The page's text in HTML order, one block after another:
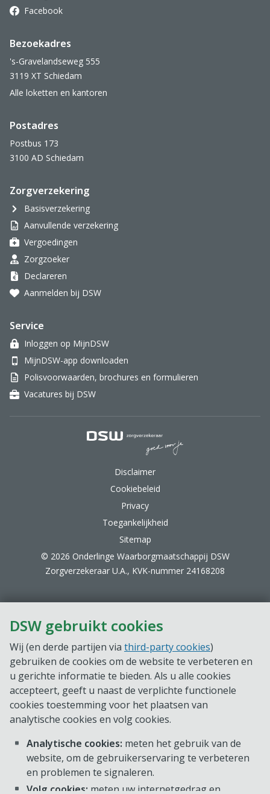
DSW gebruikt cookies
Wij (en derde partijen via third-party cookies)
gebruiken de cookies om de website te verbeteren en
u gerichte informatie te bieden. Als u alle cookies
accepteert, geeft u naast de verplichte functionele
cookies toestemming voor het plaatsen van
analytische cookies en volg cookies.
Analytische cookies: meten het gebruik van de
website, om de gebruikerservaring te verbeteren
en problemen te signaleren.
Volg cookies: meten uw internetgedrag en
Facebook
Bezoekadres
's-Gravelandseweg 555
3119 XT Schiedam
Alle loketten en kantoren
Postadres
Postbus 173
3100 AD Schiedam
Zorgverzekering
Basisverzekering
Aanvullende verzekering
Vergoedingen
Zorgzoeker
Declareren
Aanmelden bij DSW
Service
Inloggen op MijnDSW
MijnDSW-app downloaden
Polisvoorwaarden, brochures en formulieren
Vacatures bij DSW
Disclaimer
Cookiebeleid
Privacy
Toegankelijkheid
Sitemap
© 2026 Onderlinge Waarborgmaatschappij DSW
Zorgverzekeraar U.A., KVK-nummer 24168208